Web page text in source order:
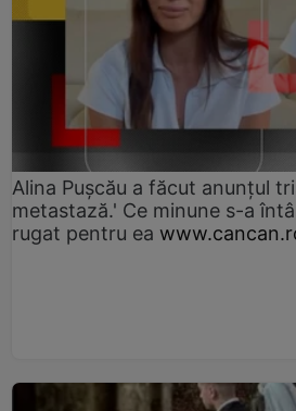
Alina Pușcău a făcut anunțul
metastază.' Ce minune s-a
rugat pentru ea